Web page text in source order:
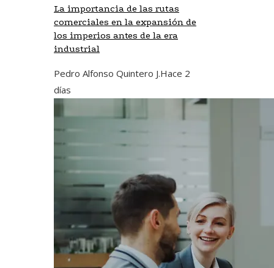
La importancia de las rutas
comerciales en la expansión de
los imperios antes de la era
industrial
Pedro Alfonso Quintero J.Hace 2
días